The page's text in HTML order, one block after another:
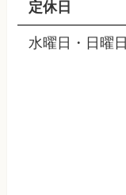
定休日
水曜日・日曜日